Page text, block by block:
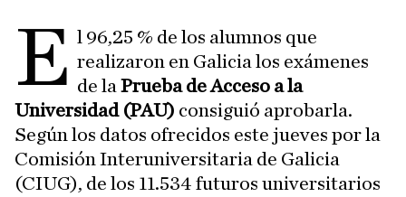
E l 96,25 % de los alumnos que
realizaron en Galicia los exámenes
de la Prueba de Acceso a la
Universidad (PAU) consiguió aprobarla.
Según los datos ofrecidos este jueves por la
Comisión Interuniversitaria de Galicia
(CIUG), de los 11.534 futuros universitarios